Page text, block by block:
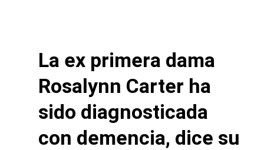
La ex primera dama
Rosalynn Carter ha
sido diagnosticada
con demencia, dice su